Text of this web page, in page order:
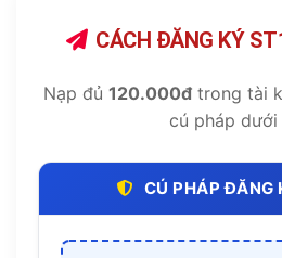
CÁCH ĐĂNG KÝ
Nạp đủ 120.000đtrong tài
cú pháp dưới
CÚ PHÁP ĐĂNG